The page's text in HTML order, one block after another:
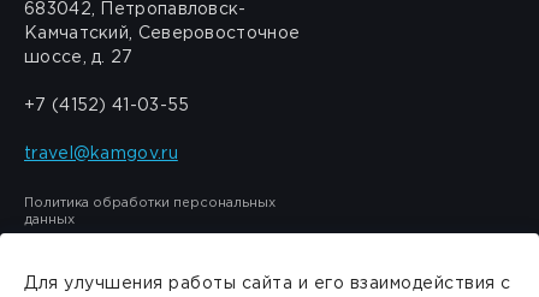
683042, Петропавловск-
Камчатский, Северовосточное
шоссе, д. 27
+7 (4152) 41-03-55
travel@kamgov.ru
Политика обработки персональных
данных
Для улучшения работы сайта и его взаимодействия с